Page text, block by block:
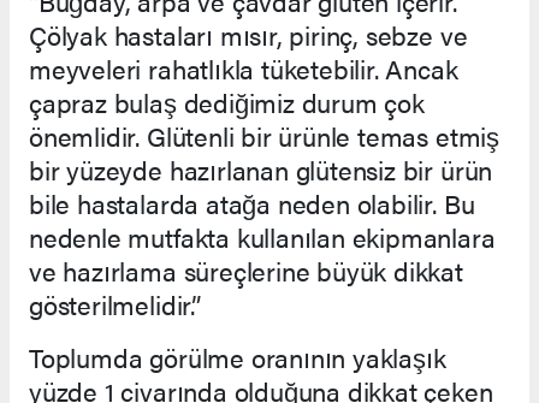
Çölyak hastaları mısır, pirinç, sebze ve
meyveleri rahatlıkla tüketebilir. Ancak
çapraz bulaş dediğimiz durum çok
önemlidir. Glütenli bir ürünle temas etmiş
bir yüzeyde hazırlanan glütensiz bir ürün
bile hastalarda atağa neden olabilir. Bu
nedenle mutfakta kullanılan ekipmanlara
ve hazırlama süreçlerine büyük dikkat
gösterilmelidir.”
Toplumda görülme oranının yaklaşık
yüzde 1 civarında olduğuna dikkat çeken